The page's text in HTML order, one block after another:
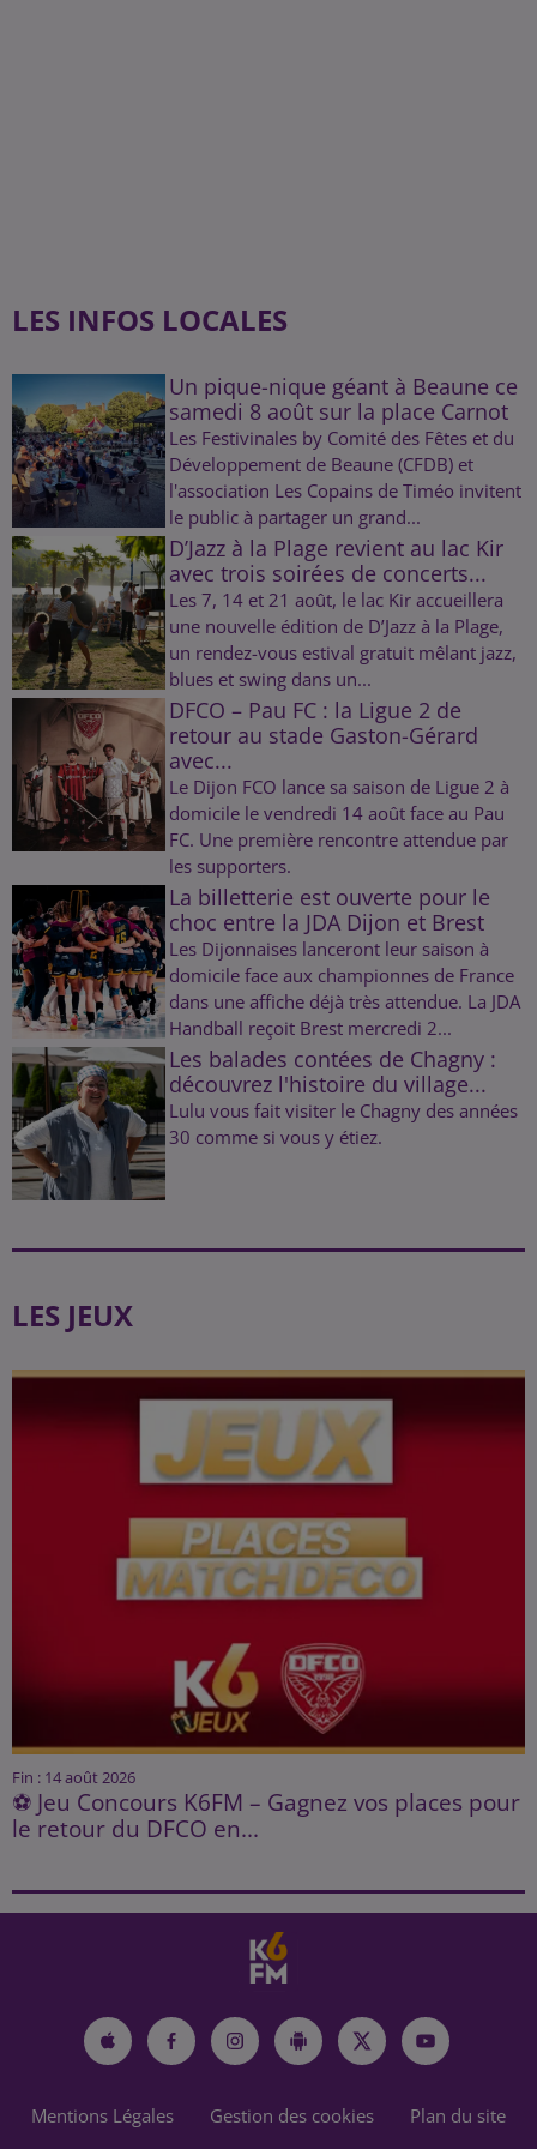
LES INFOS LOCALES
Un pique-nique géant à Beaune ce
samedi 8 août sur la place Carnot
Les Festivinales by Comité des Fêtes et du
Développement de Beaune (CFDB) et
l'association Les Copains de Timéo invitent
le public à partager un grand...
D’Jazz à la Plage revient au lac Kir
avec trois soirées de concerts...
Les 7, 14 et 21 août, le lac Kir accueillera
une nouvelle édition de D’Jazz à la Plage,
un rendez-vous estival gratuit mêlant jazz,
blues et swing dans un...
DFCO – Pau FC : la Ligue 2 de
retour au stade Gaston-Gérard
avec...
Le Dijon FCO lance sa saison de Ligue 2 à
domicile le vendredi 14 août face au Pau
FC. Une première rencontre attendue par
les supporters.
La billetterie est ouverte pour le
choc entre la JDA Dijon et Brest
Les Dijonnaises lanceront leur saison à
domicile face aux championnes de France
dans une affiche déjà très attendue. La JDA
Handball reçoit Brest mercredi 2...
Les balades contées de Chagny :
découvrez l'histoire du village...
Lulu vous fait visiter le Chagny des années
30 comme si vous y étiez.
LES JEUX
Fin : 14 août 2026
⚽ Jeu Concours K6FM – Gagnez vos places pour
le retour du DFCO en...
Mentions Légales Gestion des cookies Plan du site